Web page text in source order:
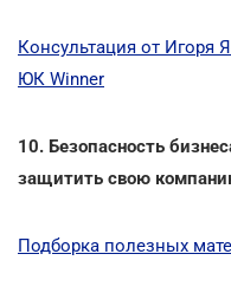
Консультация от Игоря
ЮК Winner
10. Безопасность
защитить свою
Подборка полезных